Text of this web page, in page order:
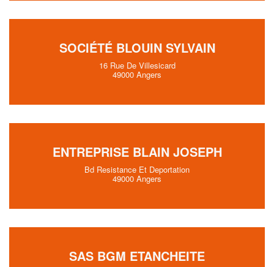
SOCIÉTÉ BLOUIN SYLVAIN
16 Rue De Villesicard
49000 Angers
ENTREPRISE BLAIN JOSEPH
Bd Resistance Et Deportation
49000 Angers
SAS BGM ETANCHEITE